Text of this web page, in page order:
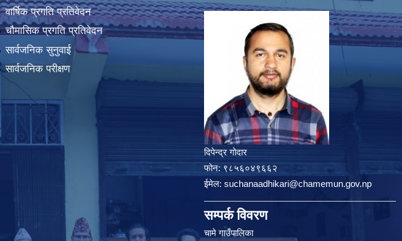
वार्षिक प्रगति प्रतिवेदन
चौमासिक प्रगति प्रतिवेदन
सार्वजनिक सुनुवाई
सार्वजनिक परीक्षण
दिपेन्द्र गोदार
फोन: ९८५६०४९६६२
ईमेल: suchanaadhikari@chamemun.gov.np
सम्पर्क विवरण
चामे गाउँपालिका